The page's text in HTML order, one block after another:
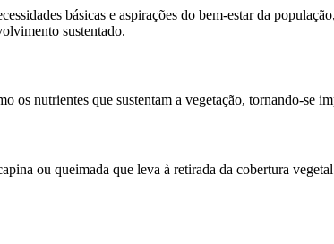
básicas e aspirações do bem-estar da
sustentado.
os nutrientes que sustentam a vegetação, tornando-se
ou queimada que leva à retirada da cobertura